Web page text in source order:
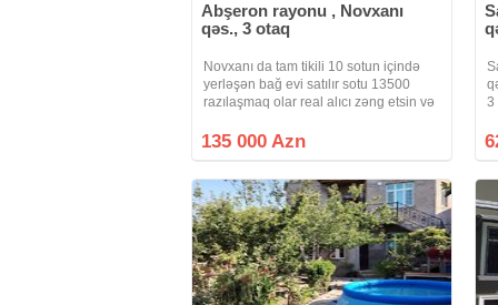
Abşeron rayonu , Novxanı
qəs., 3 otaq
Novxanı da tam tikili 10 sotun içində
yerləşən bağ evi satılır sotu 13500
razılaşmaq olar real alıcı zəng etsin və
olacaq
135 000 Azn
3